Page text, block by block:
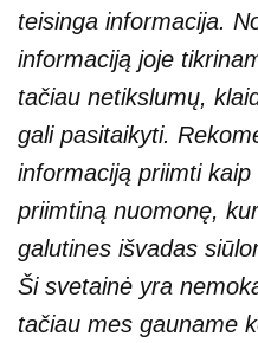
teisinga informacija.
informaciją joje
tačiau netikslumų,
gali pasitaikyti.
informaciją priimti
priimtiną nuomonę,
galutines išvadas
Ši svetainė yra
tačiau mes gauname